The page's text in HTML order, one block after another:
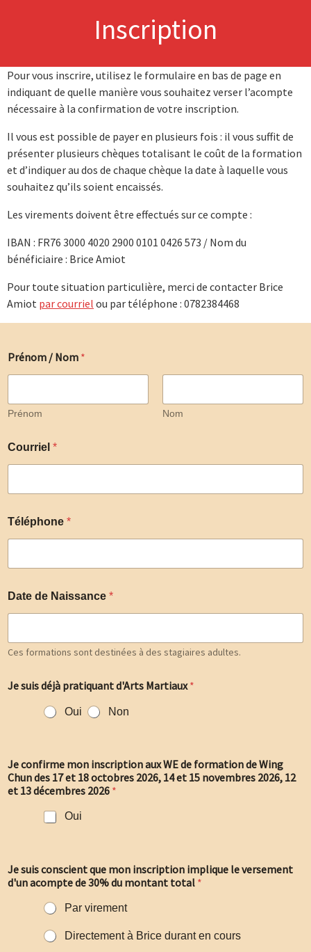
Inscription
Pour vous inscrire, utilisez le formulaire en bas de page en
indiquant de quelle manière vous souhaitez verser l’acompte
nécessaire à la confirmation de votre inscription.
Il vous est possible de payer en plusieurs fois : il vous suffit de
présenter plusieurs chèques totalisant le coût de la formation
et d’indiquer au dos de chaque chèque la date à laquelle vous
souhaitez qu’ils soient encaissés.
Les virements doivent être effectués sur ce compte :
IBAN : FR76 3000 4020 2900 0101 0426 573 / Nom du
bénéficiaire : Brice Amiot
Pour toute situation particulière, merci de contacter Brice
Amiot par courriel ou par téléphone : 0782384468
Prénom / Nom *
Prénom Nom
Courriel *
Téléphone *
Date de Naissance *
Ces formations sont destinées à des stagiaires adultes.
Je suis déjà pratiquant d'Arts Martiaux*
Oui Non
Je confirme mon inscription aux WE de formation de Wing
Chun des 17 et 18 octobres 2026, 14 et 15 novembres 2026, 12
et 13 décembres 2026 *
Oui
Je suis conscient que mon inscription implique le versement
d'un acompte de 30% du montant total *
Par virement
Directement à Brice durant en cours